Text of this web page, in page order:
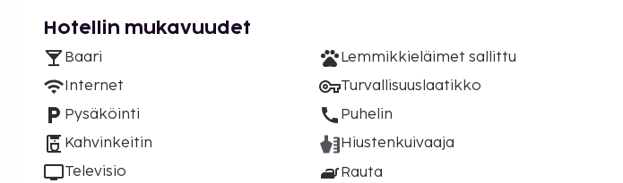
Hotellin mukavuudet
Baari
Internet
Pysäköinti
Kahvinkeitin
Televisio
Lemmikkieläimet sallittu
Turvallisuuslaatikko
Puhelin
Hiustenkuivaaja
Rauta